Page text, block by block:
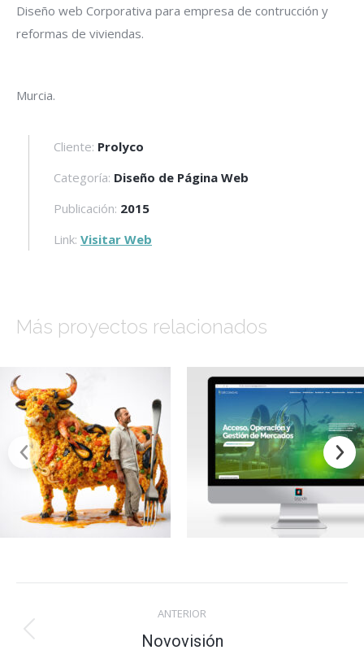
Diseño web Corporativa para empresa de contrucción y
reformas de viviendas.
Murcia.
Cliente: Prolyco
Categoría: Diseño de Página Web
Publicación: 2015
Link: Visitar Web
Más proyectos relacionados
Navegación
entre
ANTERIOR
Proyecto
Novovisión